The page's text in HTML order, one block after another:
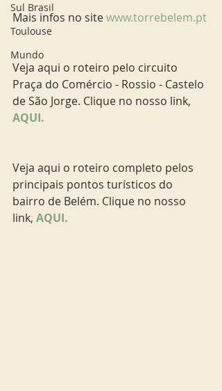
Sul Brasil
Toulouse
Mundo
Mais infos no site www.torrebelem.pt
Veja aqui o roteiro pelo circuito
Praça do Comércio - Rossio - Castelo
de São Jorge. Clique no nosso link,
AQUI.
Veja aqui o roteiro completo pelos
principais pontos turísticos do
bairro de Belém. Clique no nosso
link, AQUI.